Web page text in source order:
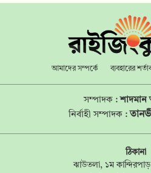
আমাদের সম্পর্কে ব্যবহারের
সম্পাদক :
নির্বাহী সম্পাদক :
ঠিকানা
ঝাউতলা, ১ম